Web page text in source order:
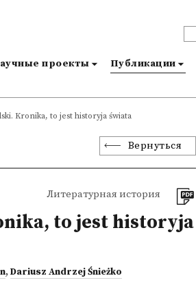
проекты Публикации
Kronika, to jest historyja świata
Вернуться
Литературная история
to jest historyja
,Dariusz Andrzej Śnieżko